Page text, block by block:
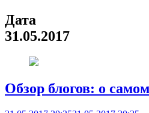
Дата
31.05.2017
Обзор блогов: о